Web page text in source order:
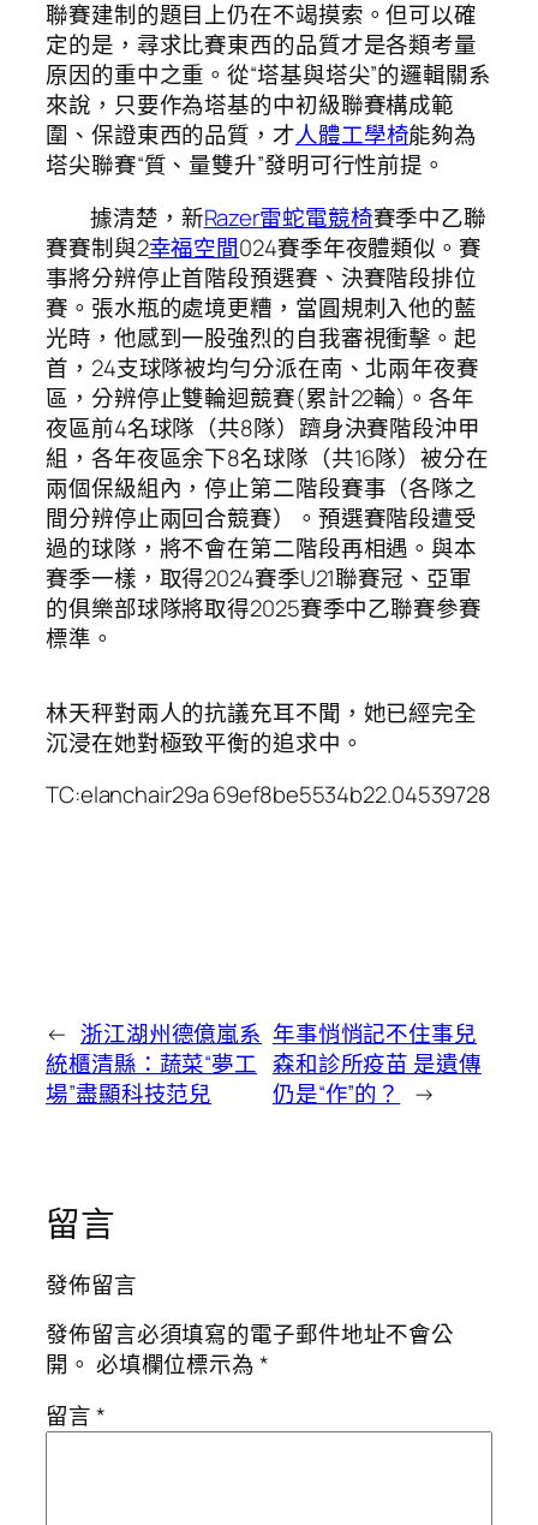
聯賽建制的題目上仍在不竭摸索。但可以確
定的是，尋求比賽東西的品質才是各類考量
原因的重中之重。從“塔基與塔尖”的邏輯關系
來說，只要作為塔基的中初級聯賽構成範
圍、保證東西的品質，才人體工學椅能夠為
塔尖聯賽“質、量雙升”發明可行性前提。
據清楚，新Razer雷蛇電競椅賽季中乙聯
賽賽制與2幸福空間024賽季年夜體類似。賽
事將分辨停止首階段預選賽、決賽階段排位
賽。張水瓶的處境更糟，當圓規刺入他的藍
光時，他感到一股強烈的自我審視衝擊。起
首，24支球隊被均勻分派在南、北兩年夜賽
區，分辨停止雙輪迴競賽(累計22輪)。各年
夜區前4名球隊（共8隊）躋身決賽階段沖甲
組，各年夜區余下8名球隊（共16隊）被分在
兩個保級組內，停止第二階段賽事（各隊之
間分辨停止兩回合競賽）。預選賽階段遭受
過的球隊，將不會在第二階段再相遇。與本
賽季一樣，取得2024賽季U21聯賽冠、亞軍
的俱樂部球隊將取得2025賽季中乙聯賽參賽
標準。
林天秤對兩人的抗議充耳不聞，她已經完全
沉浸在她對極致平衡的追求中。
TC:elanchair29a 69ef8be5534b22.04539728
← 浙江湖州德億嵐系
統櫃清縣：蔬菜“夢工
場”盡顯科技范兒
年事悄悄記不住事兒
森和診所疫苗 是遺傳
仍是“作”的？
→
留言
發佈留言
發佈留言必須填寫的電子郵件地址不會公
開。 必填欄位標示為*
留言*